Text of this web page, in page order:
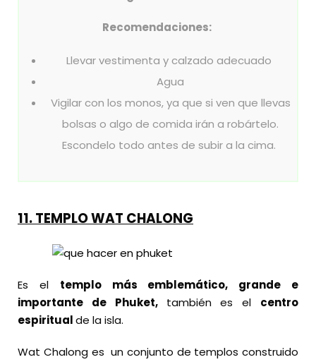
Recomendaciones:
Llevar vestimenta y calzado adecuado
Agua
Vigilar con los monos, ya que si ven que llevas
bolsas o algo de comida irán a robártelo.
Escondelo todo antes de subir a la cima.
11. TEMPLO WAT CHALONG
Es el templo más emblemático, grande e
importante de Phuket, también es el centro
espiritualde la isla.
Wat Chalong es un conjunto de templos construido